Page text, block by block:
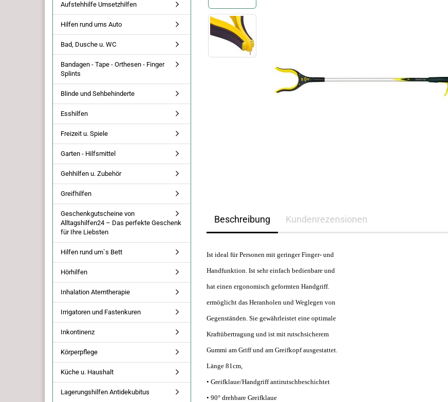
Beschreibung Kundenrezensionen
Ist ideal für Personen mit geringer Finger- und
Handfunktion. Ist sehr einfach bedienbare und
hat einen ergonomisch geformten Handgriff.
ermöglicht das Heranholen und Weglegen von
Gegenständen. Sie gewährleistet eine optimale
Kraftübertragung und ist mit rutschsicherem
Gummi am Griff und am Greifkopf ausgestattet.
Länge 81cm,
• Greifklaue/Handgriff antirutschbeschichtet
• 90° drehbare Greifklaue
Aufstehhilfe Umsetzhilfen
Hilfen rund ums Auto
Bad, Dusche u. WC
Bandagen - Tape - Orthesen - Finger
Splints
Blinde und Sehbehinderte
Esshilfen
Freizeit u. Spiele
Garten - Hilfsmittel
Gehhilfen u. Zubehör
Greifhilfen
Geschenkgutscheine von
Alltagshilfen24 – Das perfekte Geschenk
für Ihre Liebsten
Hilfen rund um`s Bett
Hörhilfen
Inhalation Atemtherapie
Irrigatoren und Fastenkuren
Inkontinenz
Körperpflege
Küche u. Haushalt
Lagerungshilfen Antidekubitus